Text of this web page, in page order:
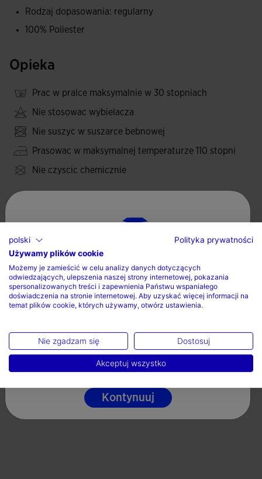
przechowywanie osobistych przedmiotów.
Wykonany z wysokiej jakości, lekkiego, oddychającego i
zapewnienia maksymalnej wygody podczas intensywnych
to przy zachowaniu swobody ruchu. Haftowane logo Joma.
Rodzaj dopasowania: regularny
100% Poliester
Opieka
Prac w pralce maksymalnie w 30 stopniach
Nie stosowac wybielacza
Nie suszyc w suszarce bebnowej
Prasowac w maksymalnej temperaturze 110 stopni
Nie czyscic chemicznie
Valoraciones (1)
Wybierz kraj oraz język
Kraj
Polska
Język
Polski
Kontynuuj
polski
Polityka prywatności
Używamy plików cookie
Możemy je zamieścić w celu analizy danych dotyczących
odwiedzających, ulepszenia naszej strony internetowej, pokazania
spersonalizowanych treści i zapewnienia Państwu wspaniałego
doświadczenia na stronie internetowej. Aby uzyskać więcej informacji na
temat plików cookie, których używamy, otwórz ustawienia.
Nie zgadzam się Dostosuj
Akceptuj wszystko